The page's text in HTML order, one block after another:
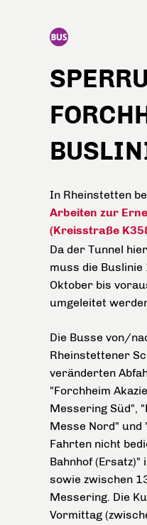
In Rheinstetten
Arbeiten zur
(Kreisstraße
Da der Tunnel
muss die Buslinie
Oktober bis
umgeleitet
Die Busse von/
Rheinstettener
veränderten
"Forchheim
Messering Süd",
Messe Nord" und
Fahrten nicht
Bahnhof
sowie zwischen
Messering. Die
Vormittag